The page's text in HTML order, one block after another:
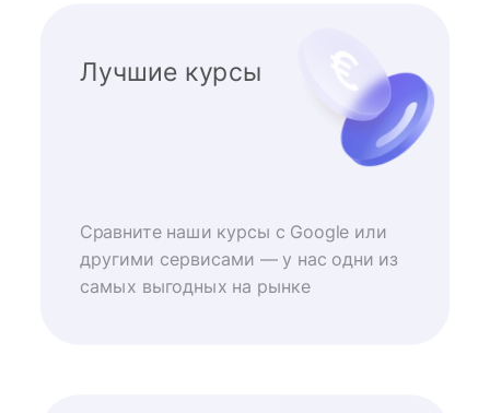
Лучшие курсы
Сравните наши курсы с Google или
другими сервисами — у нас одни из
самых выгодных на рынке